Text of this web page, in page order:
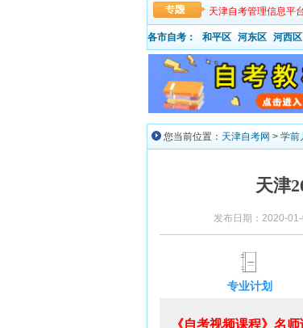
天津自考管理信息平
各市自考： 和平区 河东区 河西区
您当前位置： 天津自考网 > 学前
天津
发布日期：2020-
专业计划
《自考视频课程》名